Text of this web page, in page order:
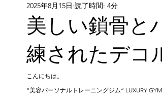
池田トレーナーの健康＆美容コラム
美しい鎖骨と
練されたデコ
2025年8月15日 読了時間: 4分
こんにちは。
“美容パーソナルトレーニングジム” LUXURY